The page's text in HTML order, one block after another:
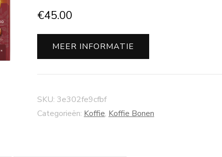
€45.00
MEER INFORMATIE
SKU: 3e302fe9cfbf
Categorieën: Koffie, Koffie Bonen